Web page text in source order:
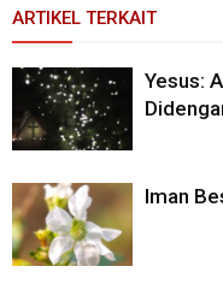
ARTIKEL TERKAIT
Yesus:
Iman